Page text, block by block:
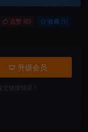
点赞 (0) 收藏 (1)
升级会员
链接错误！